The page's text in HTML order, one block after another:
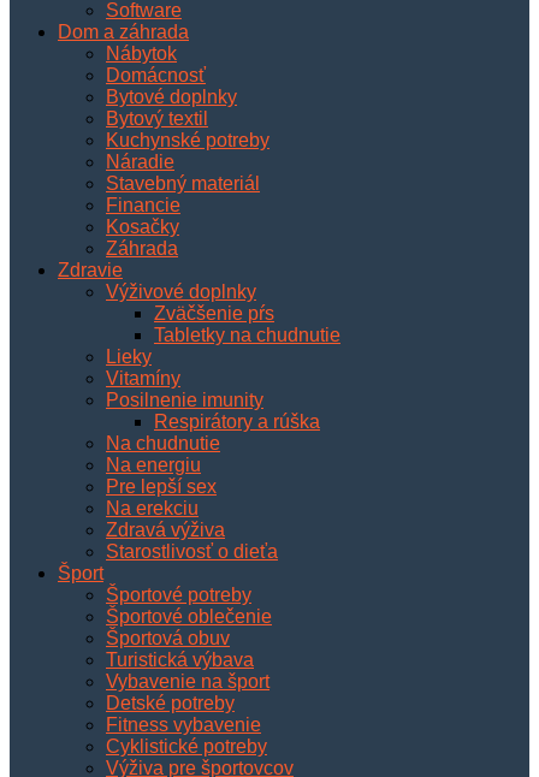
Software
Dom a záhrada
Nábytok
Domácnosť
Bytové doplnky
Bytový textil
Kuchynské potreby
Náradie
Stavebný materiál
Financie
Kosačky
Záhrada
Zdravie
Výživové doplnky
Zväčšenie pŕs
Tabletky na chudnutie
Lieky
Vitamíny
Posilnenie imunity
Respirátory a rúška
Na chudnutie
Na energiu
Pre lepší sex
Na erekciu
Zdravá výživa
Starostlivosť o dieťa
Šport
Športové potreby
Športové oblečenie
Športová obuv
Turistická výbava
Vybavenie na šport
Detské potreby
Fitness vybavenie
Cyklistické potreby
Výživa pre športovcov